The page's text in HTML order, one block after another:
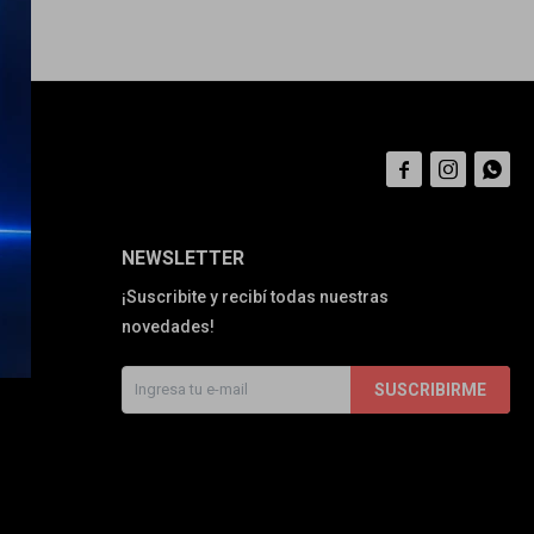
NEWSLETTER
¡Suscribite y recibí todas nuestras
novedades!
SUSCRIBIRME
  